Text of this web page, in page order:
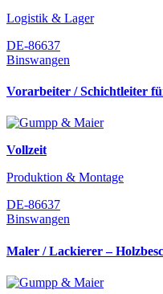
Logistik & Lager
DE-86637
Binswangen
Vorarbeiter / Schichtleiter
Vollzeit
Produktion & Montage
DE-86637
Binswangen
Maler / Lackierer –